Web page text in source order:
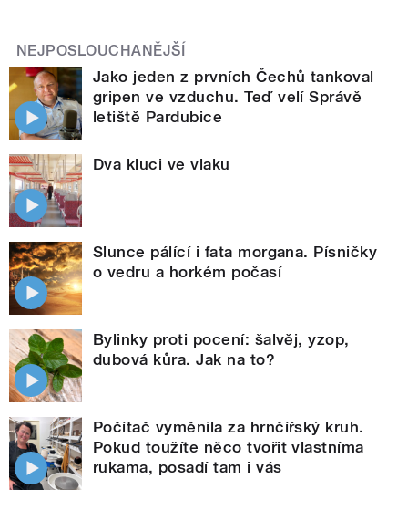
NEJPOSLOUCHANĚJŠÍ
Jako jeden z prvních Čechů tankoval
gripen ve vzduchu. Teď velí Správě
letiště Pardubice
Dva kluci ve vlaku
Slunce pálící i fata morgana. Písničky
o vedru a horkém počasí
Bylinky proti pocení: šalvěj, yzop,
dubová kůra. Jak na to?
Počítač vyměnila za hrnčířský kruh.
Pokud toužíte něco tvořit vlastníma
rukama, posadí tam i vás